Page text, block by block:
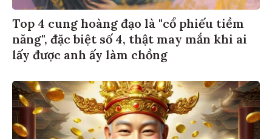
Top 4 cung hoàng đạo là "cổ phiếu tiềm
năng", đặc biệt số 4, thật may mắn khi ai
lấy được anh ấy làm chồng